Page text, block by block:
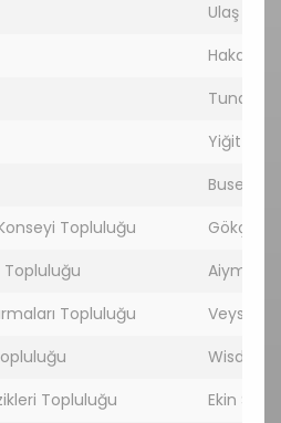
Ulaş
Hakan
Tuna
Yiğit
Buse
Topluluğu
Gökçen
Topluluğu
Aiymgul
Topluluğu
Veysel
Wisdom
Topluluğu
Ekin